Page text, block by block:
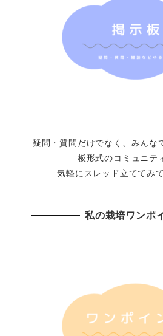
疑問・質問だけでなく、みんな
板形式のコミュニテ
気軽にスレッド立ててみ
私の栽培ワンポ